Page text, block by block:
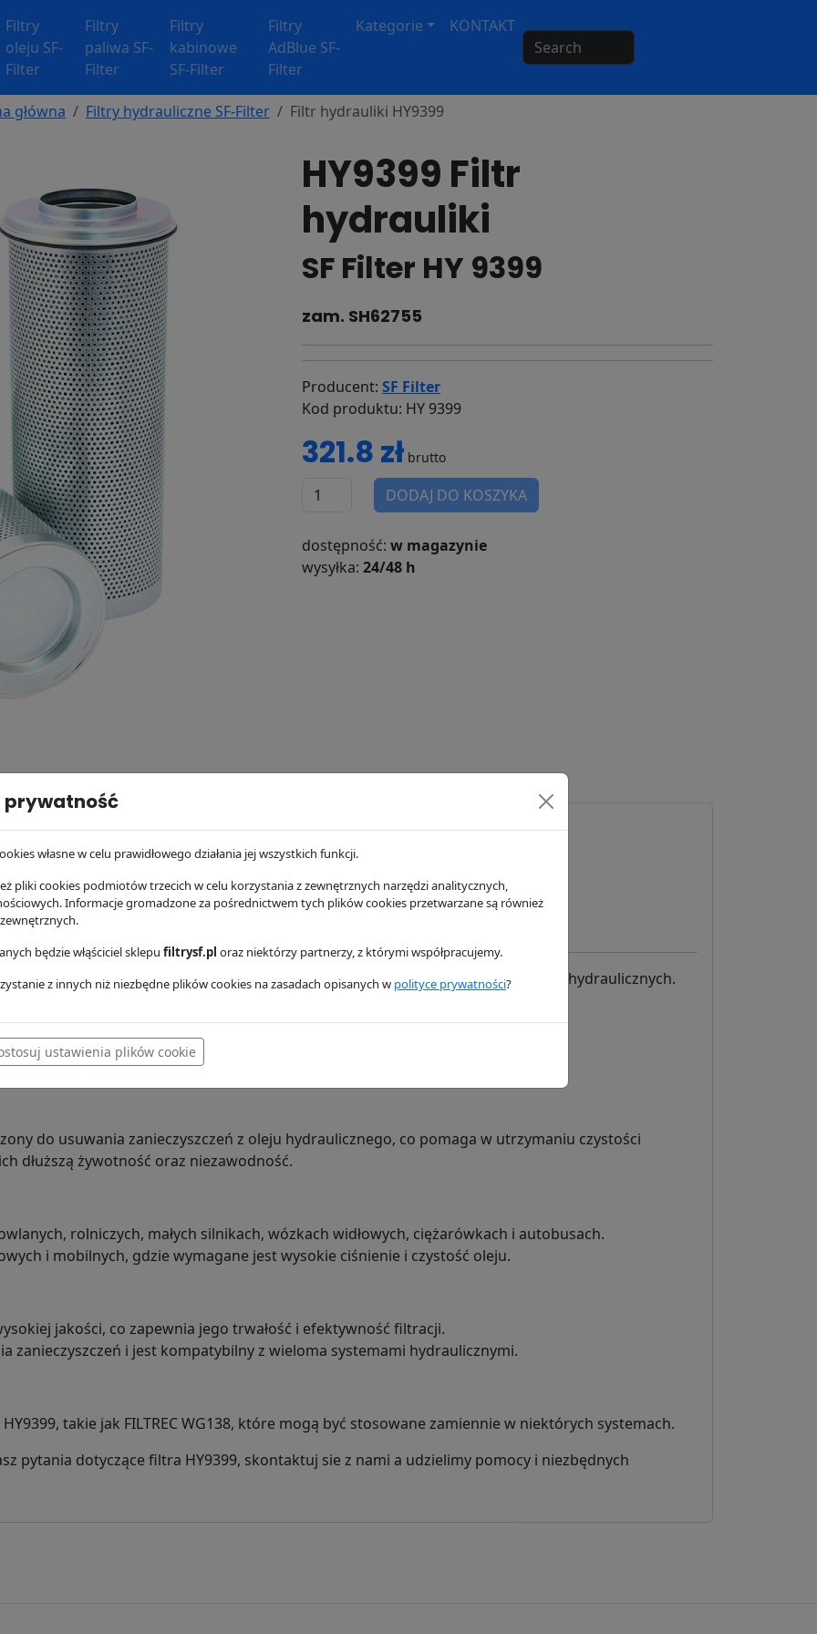
Filtry
oleju SF-
Filter
Filtry
paliwa SF-
Filter
Filtry
kabinowe
SF-Filter
Filtry
AdBlue SF-
Filter
Kategorie
KONTAKT
główna Filtry hydrauliczne SF-Filter Filtr hydrauliki HY9399
HY9399 Filtr
hydrauliki
SF Filter HY 9399
zam. SH62755
Producent: SF Filter
Kod produktu: HY 9399
321.8 zł brutto
DODAJ DO KOSZYKA
dostępność: w magazynie
wysyłka: 24/48 h
373,38 zł
wysokowydajny element filtracyjny, zaprojektowany do zastosowań w systemach hydraulicznych.
do usuwania zanieczyszczeń z oleju hydraulicznego, co pomaga w utrzymaniu czystości
dłuższą żywotność oraz niezawodność.
rolniczych, małych silnikach, wózkach widłowych, ciężarówkach i autobusach.
i mobilnych, gdzie wymagane jest wysokie ciśnienie i czystość oleju.
jakości, co zapewnia jego trwałość i efektywność filtracji.
zanieczyszczeń i jest kompatybilny z wieloma systemami hydraulicznymi.
takie jak FILTREC WG138, które mogą być stosowane zamiennie w niektórych systemach.
pytania dotyczące filtra HY9399, skontaktuj sie z nami a udzielimy pomocy i niezbędnych
prywatność
własne w celu prawidłowego działania jej wszystkich funkcji.
pliki cookies podmiotów trzecich w celu korzystania z zewnętrznych narzędzi analitycznych,
Informacje gromadzone za pośrednictwem tych plików cookies przetwarzane są również
będzie włąściciel sklepu filtrysf.pl oraz niektórzy partnerzy, z którymi współpracujemy.
z innych niż niezbędne plików cookies na zasadach opisanych w polityce prywatności?
ustawienia plików cookie